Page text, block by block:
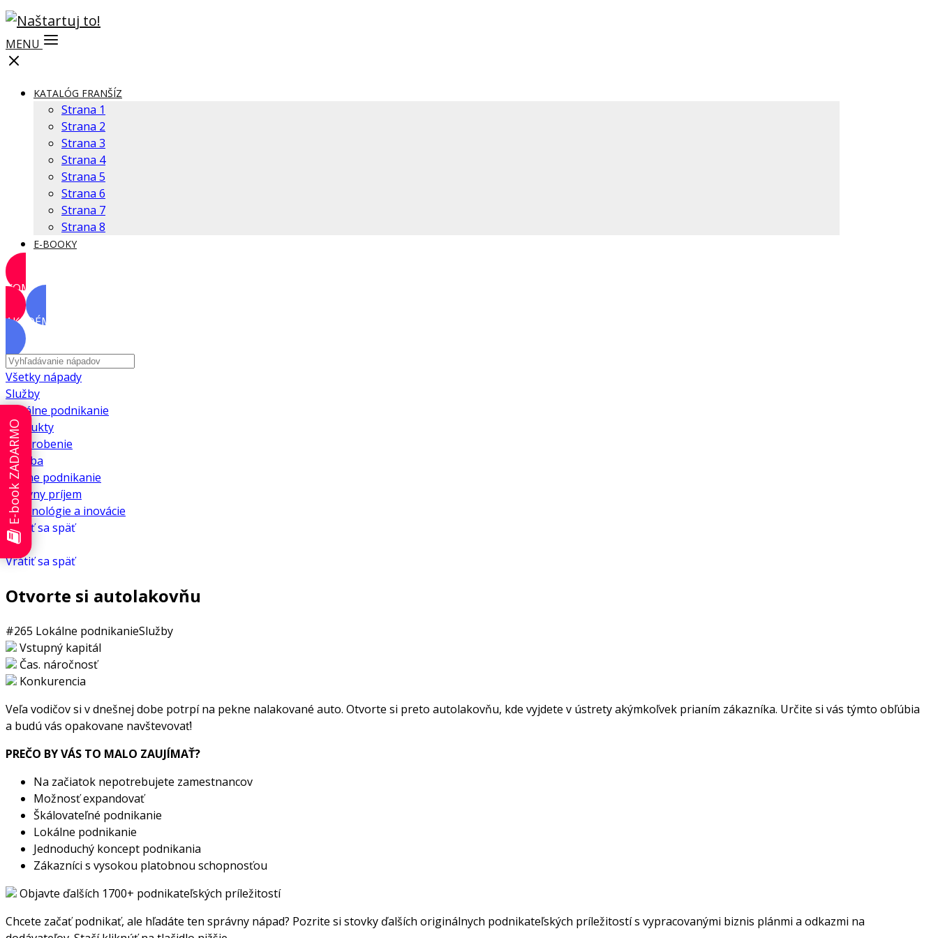
MENU
KATALÓG FRANŠÍZ
Strana 1
Strana 2
Strana 3
Strana 4
Strana 5
Strana 6
Strana 7
Strana 8
E-BOOKY
KOMUNITA
AKADÉMIA
Všetky nápady
Služby
Lokálne podnikanie
Produkty
Privyrobenie
Výroba
Online podnikanie
Pasívny príjem
Technológie a inovácie
Vrátiť sa späť
Vrátiť sa späť
Otvorte si autolakovňu
#265 Lokálne podnikanieSlužby
Vstupný kapitál
Čas. náročnosť
Konkurencia
Veľa vodičov si v dnešnej dobe potrpí na pekne nalakované auto. Otvorte si preto autolakovňu, kde vyjdete v ústrety akýmkoľvek prianím zákazníka. Určite si vás týmto obľúbia
a budú vás opakovane navštevovať!
PREČO BY VÁS TO MALO ZAUJÍMAŤ?
Na začiatok nepotrebujete zamestnancov
Možnosť expandovať
Škálovateľné podnikanie
Lokálne podnikanie
Jednoduchý koncept podnikania
Zákazníci s vysokou platobnou schopnosťou
Objavte ďalších 1700+ podnikateľských príležitostí
Chcete začať podnikať, ale hľadáte ten správny nápad? Pozrite si stovky ďalších originálnych podnikateľských príležitostí s vypracovanými biznis plánmi a odkazmi na
E-book ZADARMO